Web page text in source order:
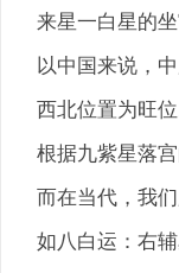
来星一白星的坐
以中国来说，
西北位置为旺位
根据九紫星落
而在当代，我
如八白运：右